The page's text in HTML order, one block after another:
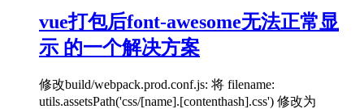
vue打包后font-awesome无法正常显
示 的一个解决方案
修改build/webpack.prod.conf.js: 将 filename:
utils.assetsPath('css/[name].[contenthash].css') 修改为